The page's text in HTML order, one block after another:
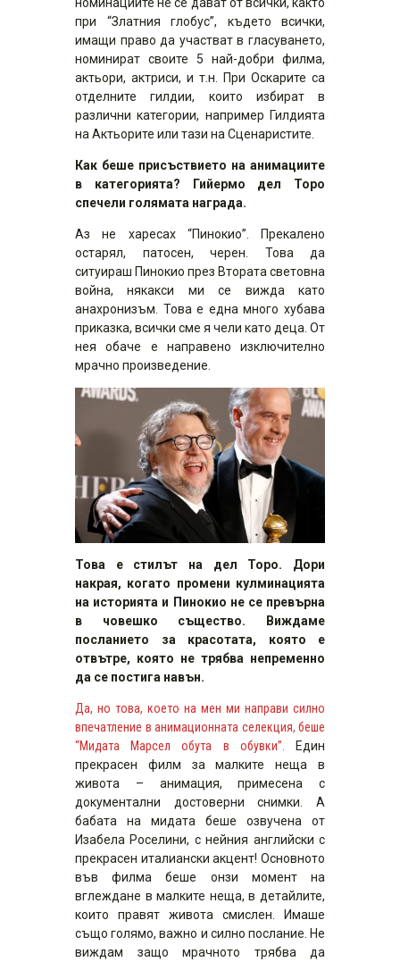
при “Златния глобус”, където всички,
имащи право да участват в гласуването,
номинират своите 5 най-добри филма,
актьори, актриси, и т.н. При Оскарите са
отделните гилдии, които избират в
различни категории, например Гилдията
на Актьорите или тази на Сценаристите.
Как беше присъствието на анимациите
в категорията? Гийермо дел Торо
спечели голямата награда.
Аз не харесах “Пинокио”. Прекалено
остарял, патосен, черен. Това да
ситуираш Пинокио през Втората световна
война, някакси ми се вижда като
анахронизъм. Това е една много хубава
приказка, всички сме я чели като деца. От
нея обаче е направено изключително
мрачно произведение.
Това е стилът на дел Торо. Дори
накрая, когато промени кулминацията
на историята и Пинокио не се превърна
в човешко същество. Виждаме
посланието за красотата, която е
отвътре, която не трябва непременно
да се постига навън.
Да, но това, което на мен ми направи силно
впечатление в анимационната селекция, беше
“Мидата Марсел обута в обувки”.
Един
прекрасен филм за малките неща в
живота – анимация, примесена с
документални достоверни снимки. А
бабата на мидата беше озвучена от
Изабела Роселини, с нейния английски с
прекрасен италиански акцент! Основното
във филма беше онзи момент на
вглеждане в малките неща, в детайлите,
които правят живота смислен. Имаше
също голямо, важно и силно послание. Не
виждам защо мрачното трябва да